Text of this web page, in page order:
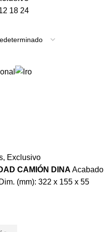
18 24
, Exclusivo
CAMIÓN DINA Acabado
(mm): 322 x 155 x 55